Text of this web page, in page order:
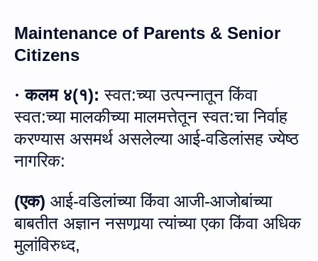
Maintenance of Parents & Senior
Citizens
· कलम ४(१): स्वत:च्या उत्पन्नातून किंवा
स्वत:च्या मालकीच्या मालमत्तेतून स्वत:चा निर्वाह
करण्यास असमर्थ असलेल्या आई-वडिलांसह ज्येष्ठ
नागरिक:
(एक) आई-वडिलांच्या किंवा आजी-आजोबांच्या
बाबतीत अज्ञान नसणार्‍या त्यांच्या एका किंवा अधिक
मुलांविरुध्द,